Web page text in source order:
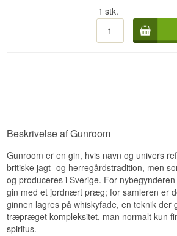
klassiske enebærnoter.
. • Destilleri:
London Dry Gin •
Land: England • Type:
1 stk.
Beskrivelse af Gunroom
Gunroom er en gin, hvis navn og univers
britiske jagt- og herregårdstradition, men
og produceres i Sverige. For
gin med et jordnært præg; for samleren er
ginnen lagres på whiskyfade, en teknik der
træpræget kompleksitet, man normalt kun
spiritus.